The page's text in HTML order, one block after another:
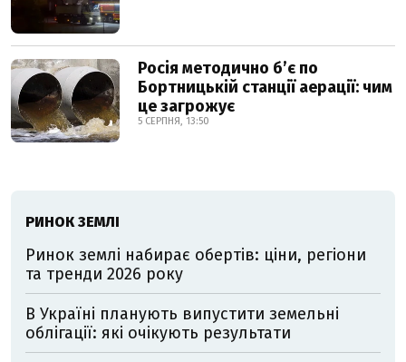
Росія методично б’є по
Бортницькій станції аерації: чим
це загрожує
5 СЕРПНЯ, 13:50
РИНОК ЗЕМЛІ
Ринок землі набирає обертів: ціни, регіони
та тренди 2026 року
В Україні планують випустити земельні
облігації: які очікують результати